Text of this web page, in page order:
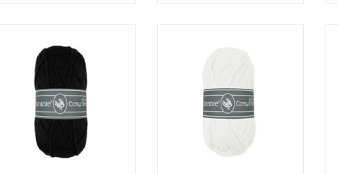
325
TOEVOEGEN AAN WINKELWAGEN
TOEVOEGEN AAN WINKELWAGEN